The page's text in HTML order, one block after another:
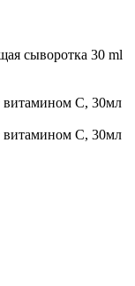
сыворотка 30 ml
витамином С, 30мл
витамином С, 30мл